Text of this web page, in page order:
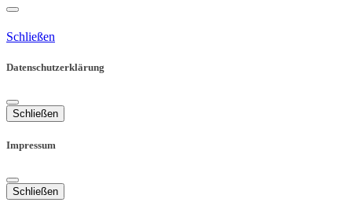
Schließen
Datenschutzerklärung
Schließen
Impressum
Schließen